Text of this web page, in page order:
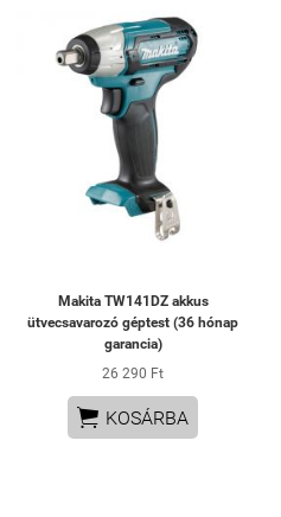
Makita TW141DZ akkus
ütvecsavarozó géptest (36 hónap
garancia)
26 290 Ft
 KOSÁRBA